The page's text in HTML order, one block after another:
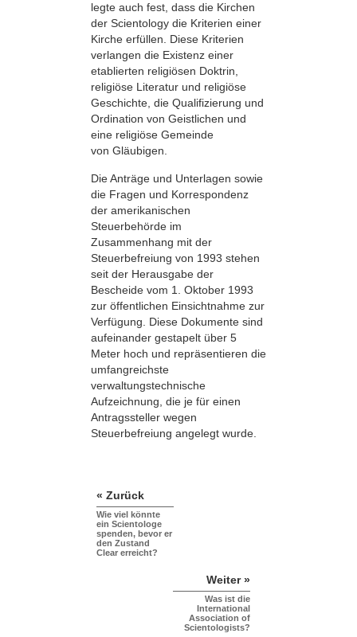
legte auch fest, dass die Kirchen
der Scientology die Kriterien einer
Kirche erfüllen. Diese Kriterien
verlangen die Existenz einer
etablierten religiösen Doktrin,
religiöse Literatur und religiöse
Geschichte, die Qualifizierung und
Ordination von Geistlichen und
eine religiöse Gemeinde
von Gläubigen.
Die Anträge und Unterlagen sowie
die Fragen und Korrespondenz
der amerikanischen
Steuerbehörde im
Zusammenhang mit der
Steuerbefreiung von 1993 stehen
seit der Herausgabe der
Bescheide vom 1. Oktober 1993
zur öffentlichen Einsichtnahme zur
Verfügung. Diese Dokumente sind
aufeinander gestapelt über 5
Meter hoch und repräsentieren die
umfangreichste
verwaltungstechnische
Aufzeichnung, die je für einen
Antragssteller wegen
Steuerbefreiung angelegt wurde.
« Zurück
Wie viel könnte
ein Scientologe
spenden, bevor er
den Zustand
Clear erreicht?
Weiter »
Was ist die
International
Association of
Scientologists?